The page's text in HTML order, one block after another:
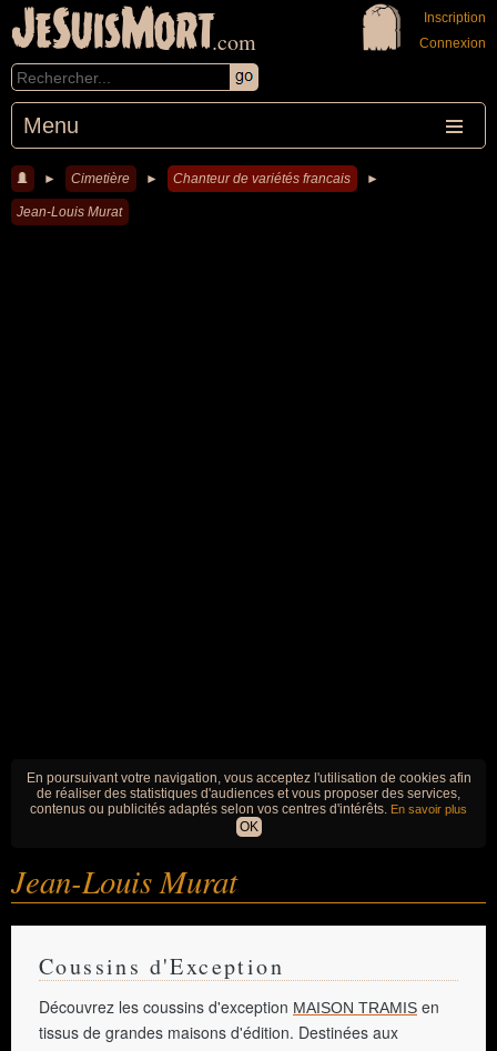
JeSuisMort.com
Menu
Inscription
Connexion
► Cimetière ► Chanteur de variétés francais ►
Jean-Louis Murat
En poursuivant votre navigation, vous acceptez l'utilisation de cookies afin
de réaliser des statistiques d'audiences et vous proposer des services,
contenus ou publicités adaptés selon vos centres d'intérêts. En savoir plus
OK
Jean-Louis Murat
Coussins d'Exception
Découvrez les coussins d'exception MAISON TRAMIS en
tissus de grandes maisons d'édition. Destinées aux